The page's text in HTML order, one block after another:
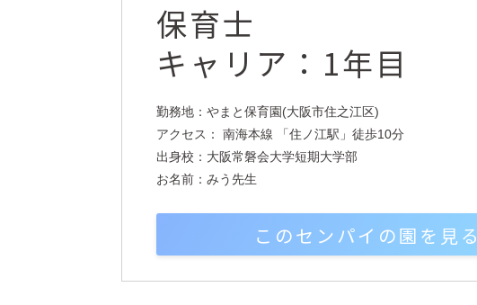
保育士
キャリア：1年目
勤務地：やまと保育園(大阪市住之江区)
アクセス： 南海本線 「住ノ江駅」徒歩10分
出身校：大阪常磐会大学短期大学部
お名前：みう先生
このセンパイの園を見る